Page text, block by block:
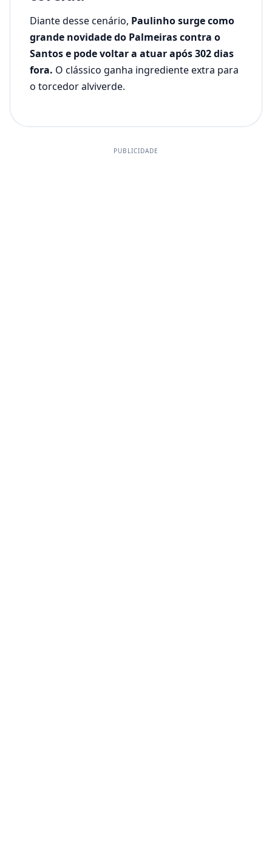
Diante desse cenário, Paulinho surge como
grande novidade do Palmeiras contra o
Santos e pode voltar a atuar após 302 dias
fora. O clássico ganha ingrediente extra para
o torcedor alviverde.
PUBLICIDADE